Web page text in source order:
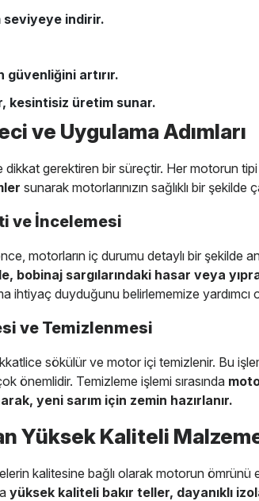
seviyeye indirir.
güvenliğini artırır.
kesintisiz üretim sunar.
ve Uygulama Adımları
dikkat gerektiren bir süreçtir. Her motorun tipi
sunarak motorlarınızın sağlıklı bir şekilde
ve İncelemesi
motorların iç durumu detaylı bir şekilde
bobinaj sargılarındaki hasar veya
ihtiyaç duyduğunu belirlememize yardımcı
ve Temizlenmesi
sökülür ve motor içi temizlenir. Bu
önemlidir. Temizleme işlemi sırasında
yeni sarım için zemin hazırlanır.
Yüksek Kaliteli
kalitesine bağlı olarak motorun ömrünü
yüksek kaliteli bakır teller, dayanıklı